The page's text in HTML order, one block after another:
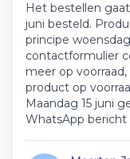
Het bestellen
juni besteld.
principe
contactformulier
meer op
product op
Maandag 15 juni
WhatsApp bericht